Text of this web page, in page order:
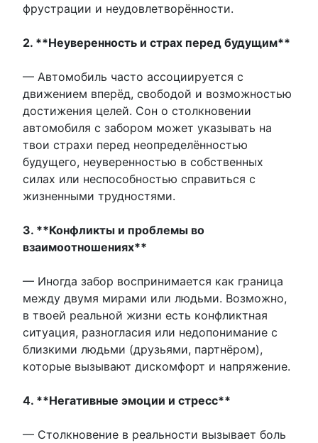
фрустрации и неудовлетворённости.
2. **Неуверенность и страх перед будущим**
— Автомобиль часто ассоциируется с
движением вперёд, свободой и возможностью
достижения целей. Сон о столкновении
автомобиля с забором может указывать на
твои страхи перед неопределённостью
будущего, неуверенностью в собственных
силах или неспособностью справиться с
жизненными трудностями.
3. **Конфликты и проблемы во
взаимоотношениях**
— Иногда забор воспринимается как граница
между двумя мирами или людьми. Возможно,
в твоей реальной жизни есть конфликтная
ситуация, разногласия или недопонимание с
близкими людьми (друзьями, партнёром),
которые вызывают дискомфорт и напряжение.
4. **Негативные эмоции и стресс**
— Столкновение в реальности вызывает боль